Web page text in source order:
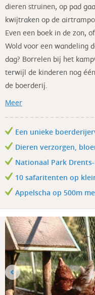
dieren struinen, op pad
kwijtraken op de
Even een boek in de zon,
Wold voor een wandeling
dag? Borrelen bij het
terwijl de kinderen nog
de boerderij.
Meer
Een unieke
Dieren verzorgen,
Nationaal Park
10 safaritenten op
Appelscha op 500m